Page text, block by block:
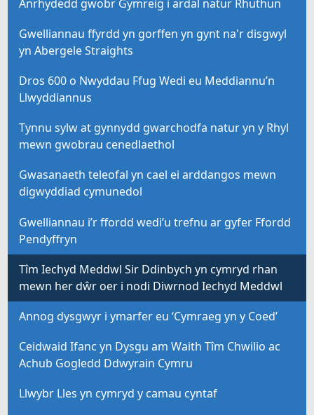
Anrhydedd gwobr Gymreig i ardal natur Rhuthun
Gwelliannau ffyrdd yn gorffen yn gynt na'r disgwyl
yn Abergele Straights
Dros 600 o Nwyddau Ffug Wedi eu Meddiannu’n
Llwyddiannus
Tynnu sylw at gynnydd gwarchodfa natur yn y Rhyl
mewn gwobrau cenedlaethol
Gwasanaeth teleofal yn cael ei arddangos mewn
digwyddiad cymunedol
Gwelliannau i’r ffordd wedi’u trefnu ar gyfer Ffordd
Pendyffryn
Tîm Iechyd Meddwl Sir Ddinbych yn cymryd rhan
mewn her dŵr oer i nodi Diwrnod Iechyd Meddwl
Annog dysgwyr i ymarfer eu ‘Cymraeg yn y Coed’
Ceidwaid Ifanc yn Dysgu am Waith Tîm Chwilio ac
Achub Gogledd Ddwyrain Cymru
Llwybr Lles yn cymryd y camau cyntaf